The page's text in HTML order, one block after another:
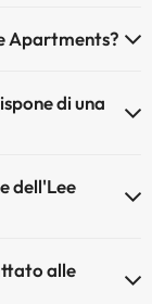
e sulle altri
Apartments?
di una
dell'Lee
alle